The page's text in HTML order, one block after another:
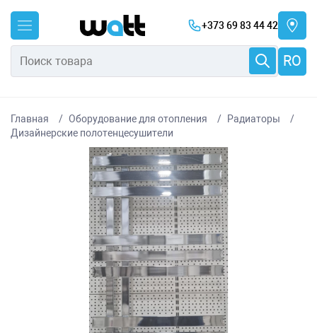
+373 69 83 44 42
RO
Главная Оборудование для отопления
Радиаторы
Дизайнерские полотенцесушители